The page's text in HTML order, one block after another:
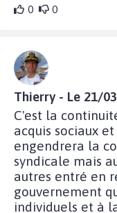
0 0
Thierry - Le 21/
C'est la
acquis sociaux
engendrera la
syndicale mais
autres entré en
gouvernement
individuels et à